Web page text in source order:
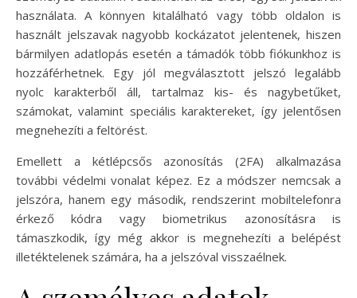
használata. A könnyen kitalálható vagy több oldalon is
használt jelszavak nagyobb kockázatot jelentenek, hiszen
bármilyen adatlopás esetén a támadók több fiókunkhoz is
hozzáférhetnek. Egy jól megválasztott jelszó legalább
nyolc karakterből áll, tartalmaz kis- és nagybetűket,
számokat, valamint speciális karaktereket, így jelentősen
megnehezíti a feltörést.
Emellett a kétlépcsős azonosítás (2FA) alkalmazása
további védelmi vonalat képez. Ez a módszer nemcsak a
jelszóra, hanem egy második, rendszerint mobiltelefonra
érkező kódra vagy biometrikus azonosításra is
támaszkodik, így még akkor is megnehezíti a belépést
illetéktelenek számára, ha a jelszóval visszaélnek.